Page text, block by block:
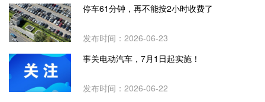
停车61分钟，再不能按2小时收费了
发布时间：2026-06-23
事关电动汽车，7月1日起实施！
发布时间：2026-06-22